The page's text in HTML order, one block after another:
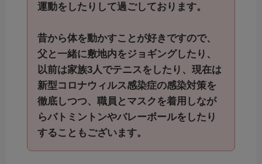
運動をしたりして過ごしております。
昔から体を動かすことが好きですので、
父と一緒に敷地内をジョギングしたり、
以前は家族3人でテニスをしたり、現在は
新型コロナウィルス感染症の感染対策を
徹底しつつ、職員とマスクを着用しなが
らバトミントンやバレーボールをしたり
することもございます。